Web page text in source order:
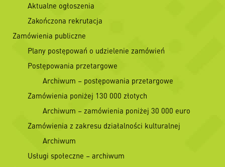
Aktualne ogłoszenia
Zakończona rekrutacja
Zamówienia publiczne
Plany postępowań o udzielenie zamówień
Postępowania przetargowe
Archiwum – postępowania przetargowe
Zamówienia poniżej 130 000 złotych
Archiwum – zamówienia poniżej 30 000 euro
Zamówienia z zakresu działalności kulturalnej
Archiwum
Usługi społeczne – archiwum